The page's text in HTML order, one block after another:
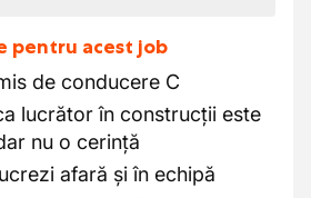
pentru acest job
de conducere C
lucrător în construcții este
nu o cerință
afară și în echipă